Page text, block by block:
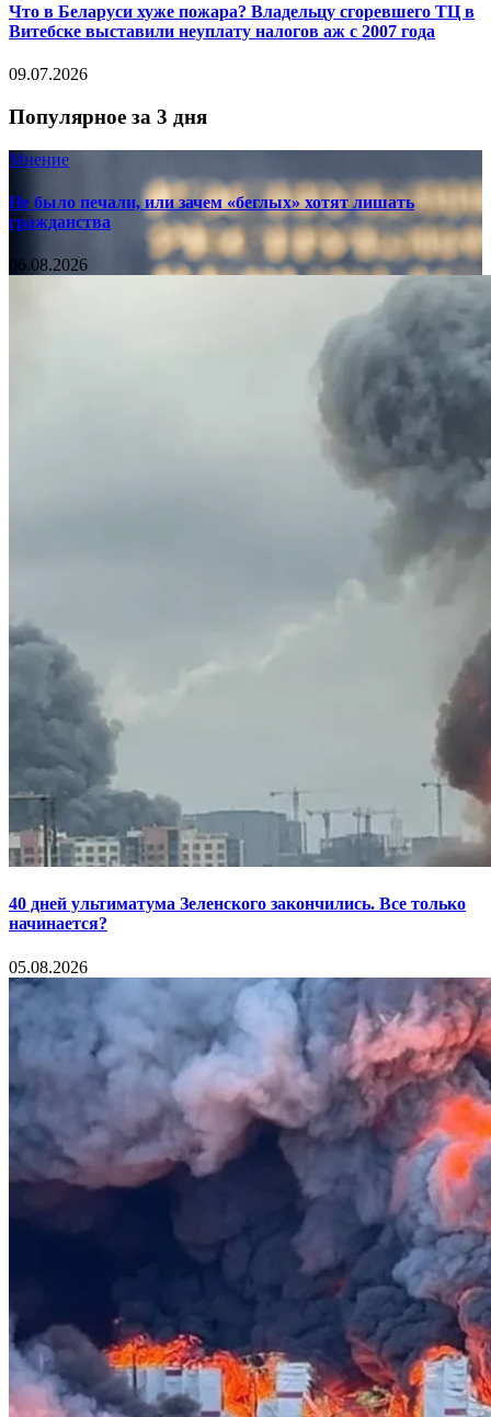
Что в Беларуси хуже пожара? Владельцу сгоревшего ТЦ в
Витебске выставили неуплату налогов аж с 2007 года
09.07.2026
Популярное за 3 дня
Мнение
Не было печали, или зачем «беглых» хотят лишать
гражданства
06.08.2026
40 дней ультиматума Зеленского закончились. Все только
начинается?
05.08.2026